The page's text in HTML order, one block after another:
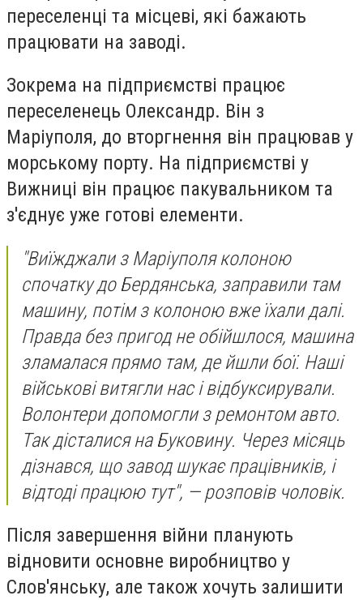
переселенці та місцеві, які бажають
працювати на заводі.
Зокрема на підприємстві працює
переселенець Олександр. Він з
Маріуполя, до вторгнення він працював у
морському порту. На підприємстві у
Вижниці він працює пакувальником та
з'єднує уже готові елементи.
"Виїжджали з Маріуполя колоною
спочатку до Бердянська, заправили там
машину, потім з колоною вже їхали далі.
Правда без пригод не обійшлося, машина
зламалася прямо там, де йшли бої. Наші
військові витягли нас і відбуксирували.
Волонтери допомогли з ремонтом авто.
Так дісталися на Буковину. Через місяць
дізнався, що завод шукає працівників, і
відтоді працюю тут", — розповів чоловік.
Після завершення війни планують
відновити основне виробництво у
Слов'янську, але також хочуть залишити